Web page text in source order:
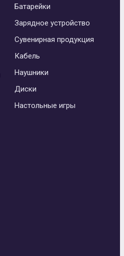
Батарейки
Зарядное устройство
Сувенирная продукция
Кабель
Наушники
Диски
Настольные игры